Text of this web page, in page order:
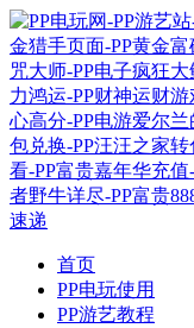
首页
PP电玩使用
PP游艺教程